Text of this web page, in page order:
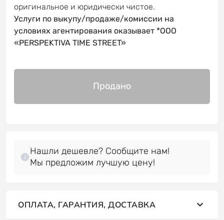
оригинальное и юридически чистое.
Услуги по выкупу/продаже/комиссии на
условиях агентирования оказывает *OOO
«PERSPEKTIVA TIME STREET»
Продано
Нашли дешевле? Сообщите нам!
Мы предложим лучшую цену!
ОПЛАТА, ГАРАНТИЯ, ДОСТАВКА